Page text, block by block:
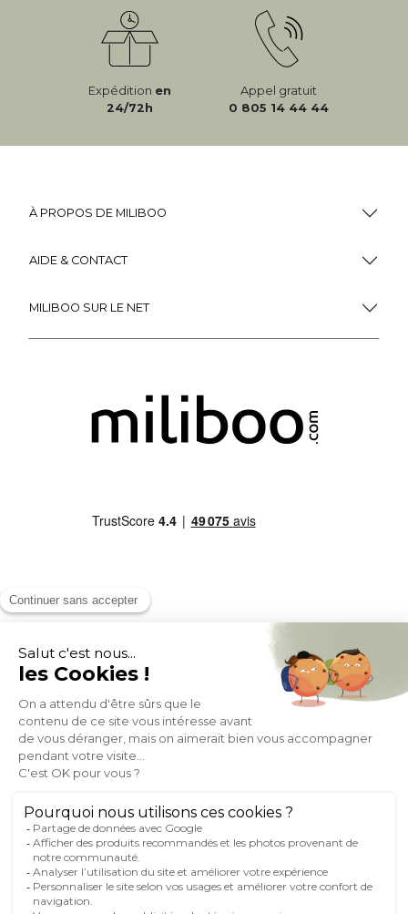
Expédition en
24/72h
Appel gratuit
0 805 14 44 44
À PROPOS DE MILIBOO
AIDE & CONTACT
MILIBOO SUR LE NET
MOYENS DE PAIEMENT